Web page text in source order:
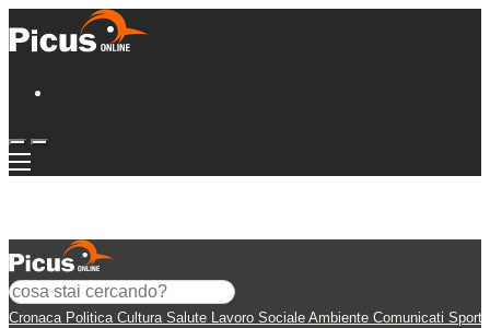
Cronaca Politica Cultura Salute Lavoro Sociale Ambiente Comunicati Sport